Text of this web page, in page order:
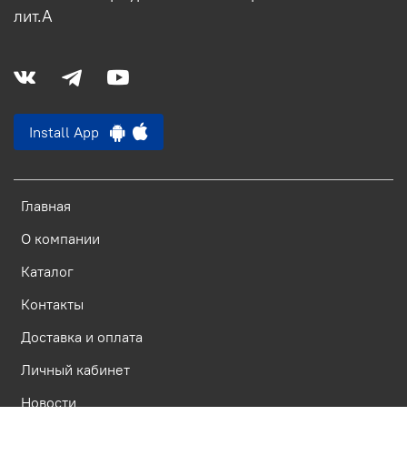
Главная
О компании
Каталог
Контакты
Доставка и оплата
Личный кабинет
Новости
лит.А
Install App